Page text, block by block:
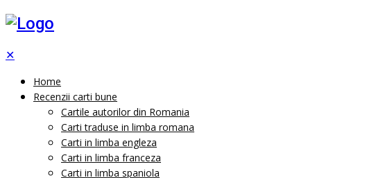
✕
Home
Recenzii carti bune
Cartile autorilor din Romania
Carti traduse in limba romana
Carti in limba engleza
Carti in limba franceza
Carti in limba spaniola